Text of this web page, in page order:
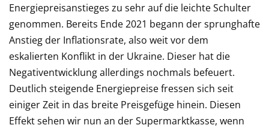
Energiepreisanstieges zu sehr auf die leichte Schulter
genommen. Bereits Ende 2021 begann der sprunghafte
Anstieg der Inflationsrate, also weit vor dem
eskalierten Konflikt in der Ukraine. Dieser hat die
Negativentwicklung allerdings nochmals befeuert.
Deutlich steigende Energiepreise fressen sich seit
einiger Zeit in das breite Preisgefüge hinein. Diesen
Effekt sehen wir nun an der Supermarktkasse, wenn